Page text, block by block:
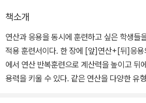
책소개
연산과 응용을 동시에 훈련하고 싶은 학생들
적용 훈련서이다. 한 장에 [앞]연산+[뒤]응용
에서 연산 반복훈련으로 계산력을 높이고 뒤
용력을 키울 수 있다. 같은 연산을 다양한 유